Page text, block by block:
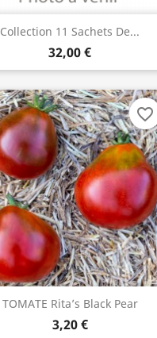
Collection 11 Sachets De...
32,00 €
TOMATE Rita’s Black Pear
3,20 €
favorite_border